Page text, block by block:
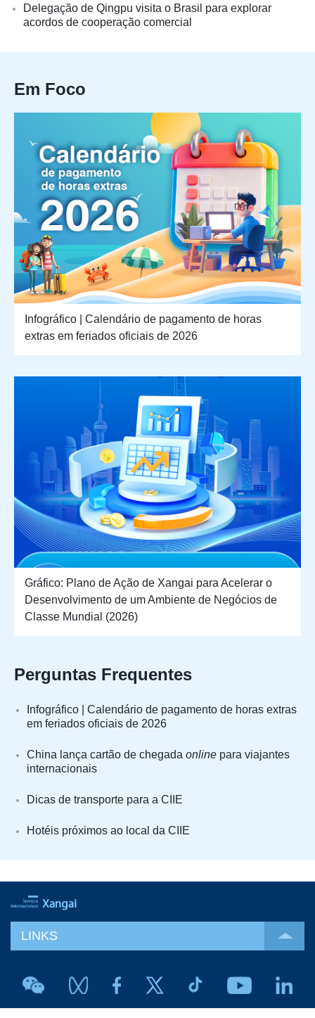
Delegação de Qingpu visita o Brasil para explorar
acordos de cooperação comercial
Em Foco
Infográfico | Calendário de pagamento de horas
extras em feriados oficiais de 2026
Gráfico: Plano de Ação de Xangai para Acelerar o
Desenvolvimento de um Ambiente de Negócios de
Classe Mundial (2026)
Perguntas Frequentes
Infográfico | Calendário de pagamento de horas extras
em feriados oficiais de 2026
China lança cartão de chegada online para viajantes
internacionais
Dicas de transporte para a CIIE
Hotéis próximos ao local da CIIE
LINKS